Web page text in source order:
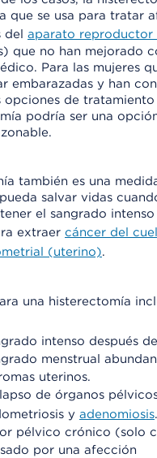
que se usa para tratar
del aparato reproductor
que no han mejorado
Para las mujeres
embarazadas y han
de tratamiento
podría ser una
también es una
salvar vidas
el sangrado intenso
extraer cáncer del
(uterino).
una histerectomía
intenso después
menstrual
uterinos.
de órganos
y adenomiosis.
pélvico crónico (solo
por una afección